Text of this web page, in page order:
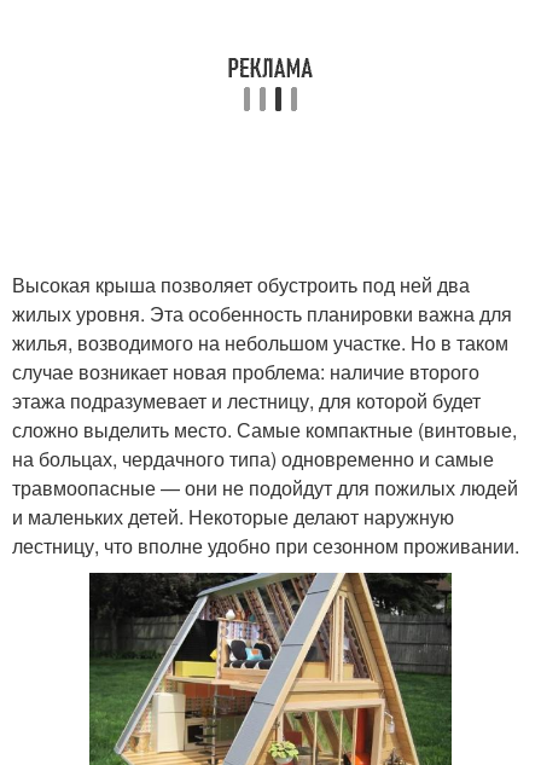
Высокая крыша позволяет обустроить под ней два
жилых уровня. Эта особенность планировки важна для
жилья, возводимого на небольшом участке. Но в таком
случае возникает новая проблема: наличие второго
этажа подразумевает и лестницу, для которой будет
сложно выделить место. Самые компактные (винтовые,
на больцах, чердачного типа) одновременно и самые
травмоопасные — они не подойдут для пожилых людей
и маленьких детей. Некоторые делают наружную
лестницу, что вполне удобно при сезонном проживании.